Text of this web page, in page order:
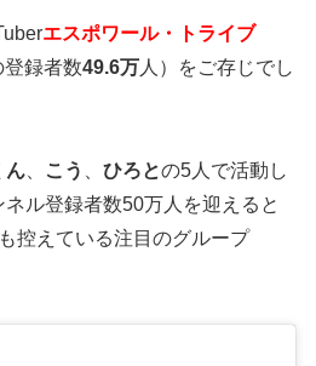
エスポワール・トライブ
登録者数49.6万 人）をご存じでし
ん こう ひろとの5人で活動 し
ル登録者数50万人を迎えると
控えている注目のグループ